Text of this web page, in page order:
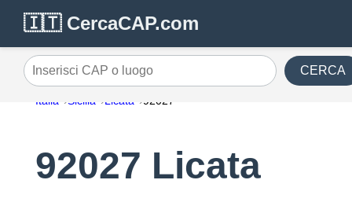
🇮🇹 CercaCAP.com
Inserisci CAP o luogo CERCA
Italia Sicilia Licata 92027
92027 Licata